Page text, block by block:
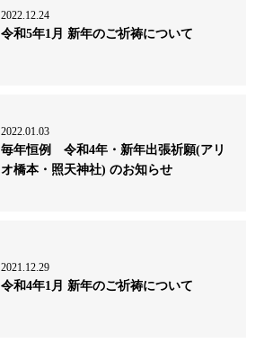
2022.12.24
令和5年1月 新年のご祈祷について
2022.01.03
毎年恒例 令和4年・新年出張祈願(アリ
オ橋本・照天神社) のお知らせ
2021.12.29
令和4年1月 新年のご祈祷について